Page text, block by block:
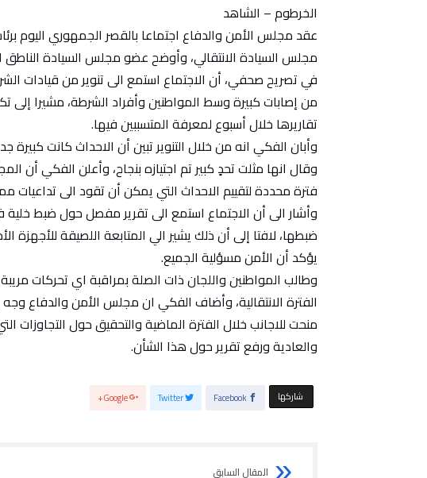
الخرطوم – الشاهد
عقد مجلس الأمن والدفاع اجتماعا بالقصر الجمهوري اليوم
مجلس السيادة الانتقالي، وأوضح عضو مجلس السيادة
في تصريح صحفي، أن الاجتماع استمع الى تنوير من قيادات
من إصابات كبيرة وسط المواطنين وأفراد الشرطة، مشيرا إلى
تقاريرها خلال أسبوع لمعرفة المتسببين فيها.
وأبان الفكي انه من خلال التنوير تبين أن الاحداث كانت
وقال انها مثلت تحدٍ كبير تم اجتيازه بنجاح، وأعلن الفكي أن
فترة محددة لتقييم الاحداث التي يمكن أن تقود الى تداعيات
وأشار الى أن الاجتماع استمع الى تقرير مفصل حول ضبط
ضبطها، لافتا إلى أن ذلك يشير الي المتابعة اللصيقة للأجهزة
يؤكد أن الأمن مسؤلية الجميع.
وطالب المواطنين واللجان ذات الصلة بمراقبة اي تحركات مريبة
الفترة الانتقالية، وأضاف الفكي ان مجلس الأمن والدفاع وجه
منحت للاجانب خلال الفترة الماضية والتحقيق حول التجاوزات
والعادية ورفع تقرير حول هذا الشأن.
‫‫ شاركها‬ Facebook
Twitter
Google+